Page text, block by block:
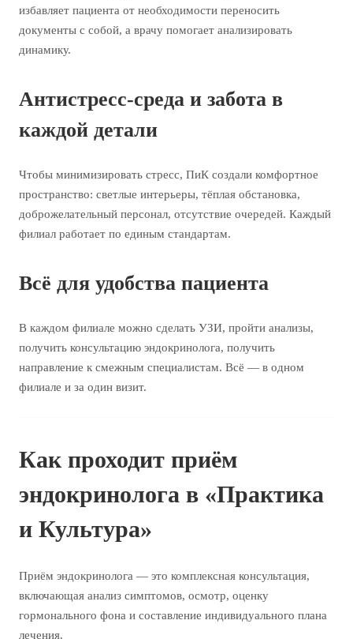
избавляет пациента от необходимости переносить
документы с собой, а врачу помогает анализировать
динамику.
Антистресс-среда и забота в
каждой детали
Чтобы минимизировать стресс, ПиК создали комфортное
пространство: светлые интерьеры, тёплая обстановка,
доброжелательный персонал, отсутствие очередей. Каждый
филиал работает по единым стандартам.
Всё для удобства пациента
В каждом филиале можно сделать УЗИ, пройти анализы,
получить консультацию эндокринолога, получить
направление к смежным специалистам. Всё — в одном
филиале и за один визит.
Как проходит приём
эндокринолога в «Практика
и Культура»
Приём эндокринолога — это комплексная консультация,
включающая анализ симптомов, осмотр, оценку
гормонального фона и составление индивидуального плана
лечения.